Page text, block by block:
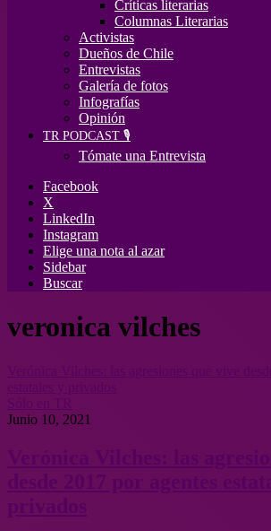
Críticas literarias
Columnas Literarias
Activistas
Dueños de Chile
Entrevistas
Galería de fotos
Infografías
Opinión
TR PODCAST 🎙️
Tómate una Entrevista
Facebook
X
LinkedIn
Instagram
Elige una nota al azar
Sidebar
Buscar
veronica vilches
Junio 10, 2021